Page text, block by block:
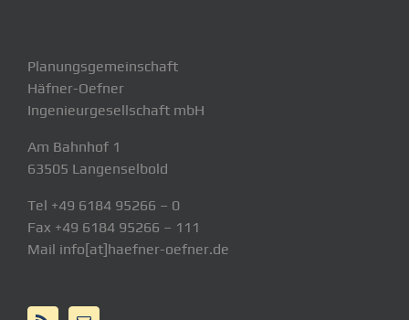
Planungsgemeinschaft
Häfner-Oefner
Ingenieurgesellschaft mbH
Am Bahnhof 1
63505 Langenselbold
Tel +49 6184 95266 – 0
Fax +49 6184 95266 – 111
Mail info[at]haefner-oefner.de